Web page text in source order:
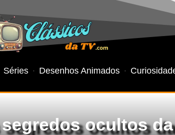
Séries Desenhos Animados
ocultos